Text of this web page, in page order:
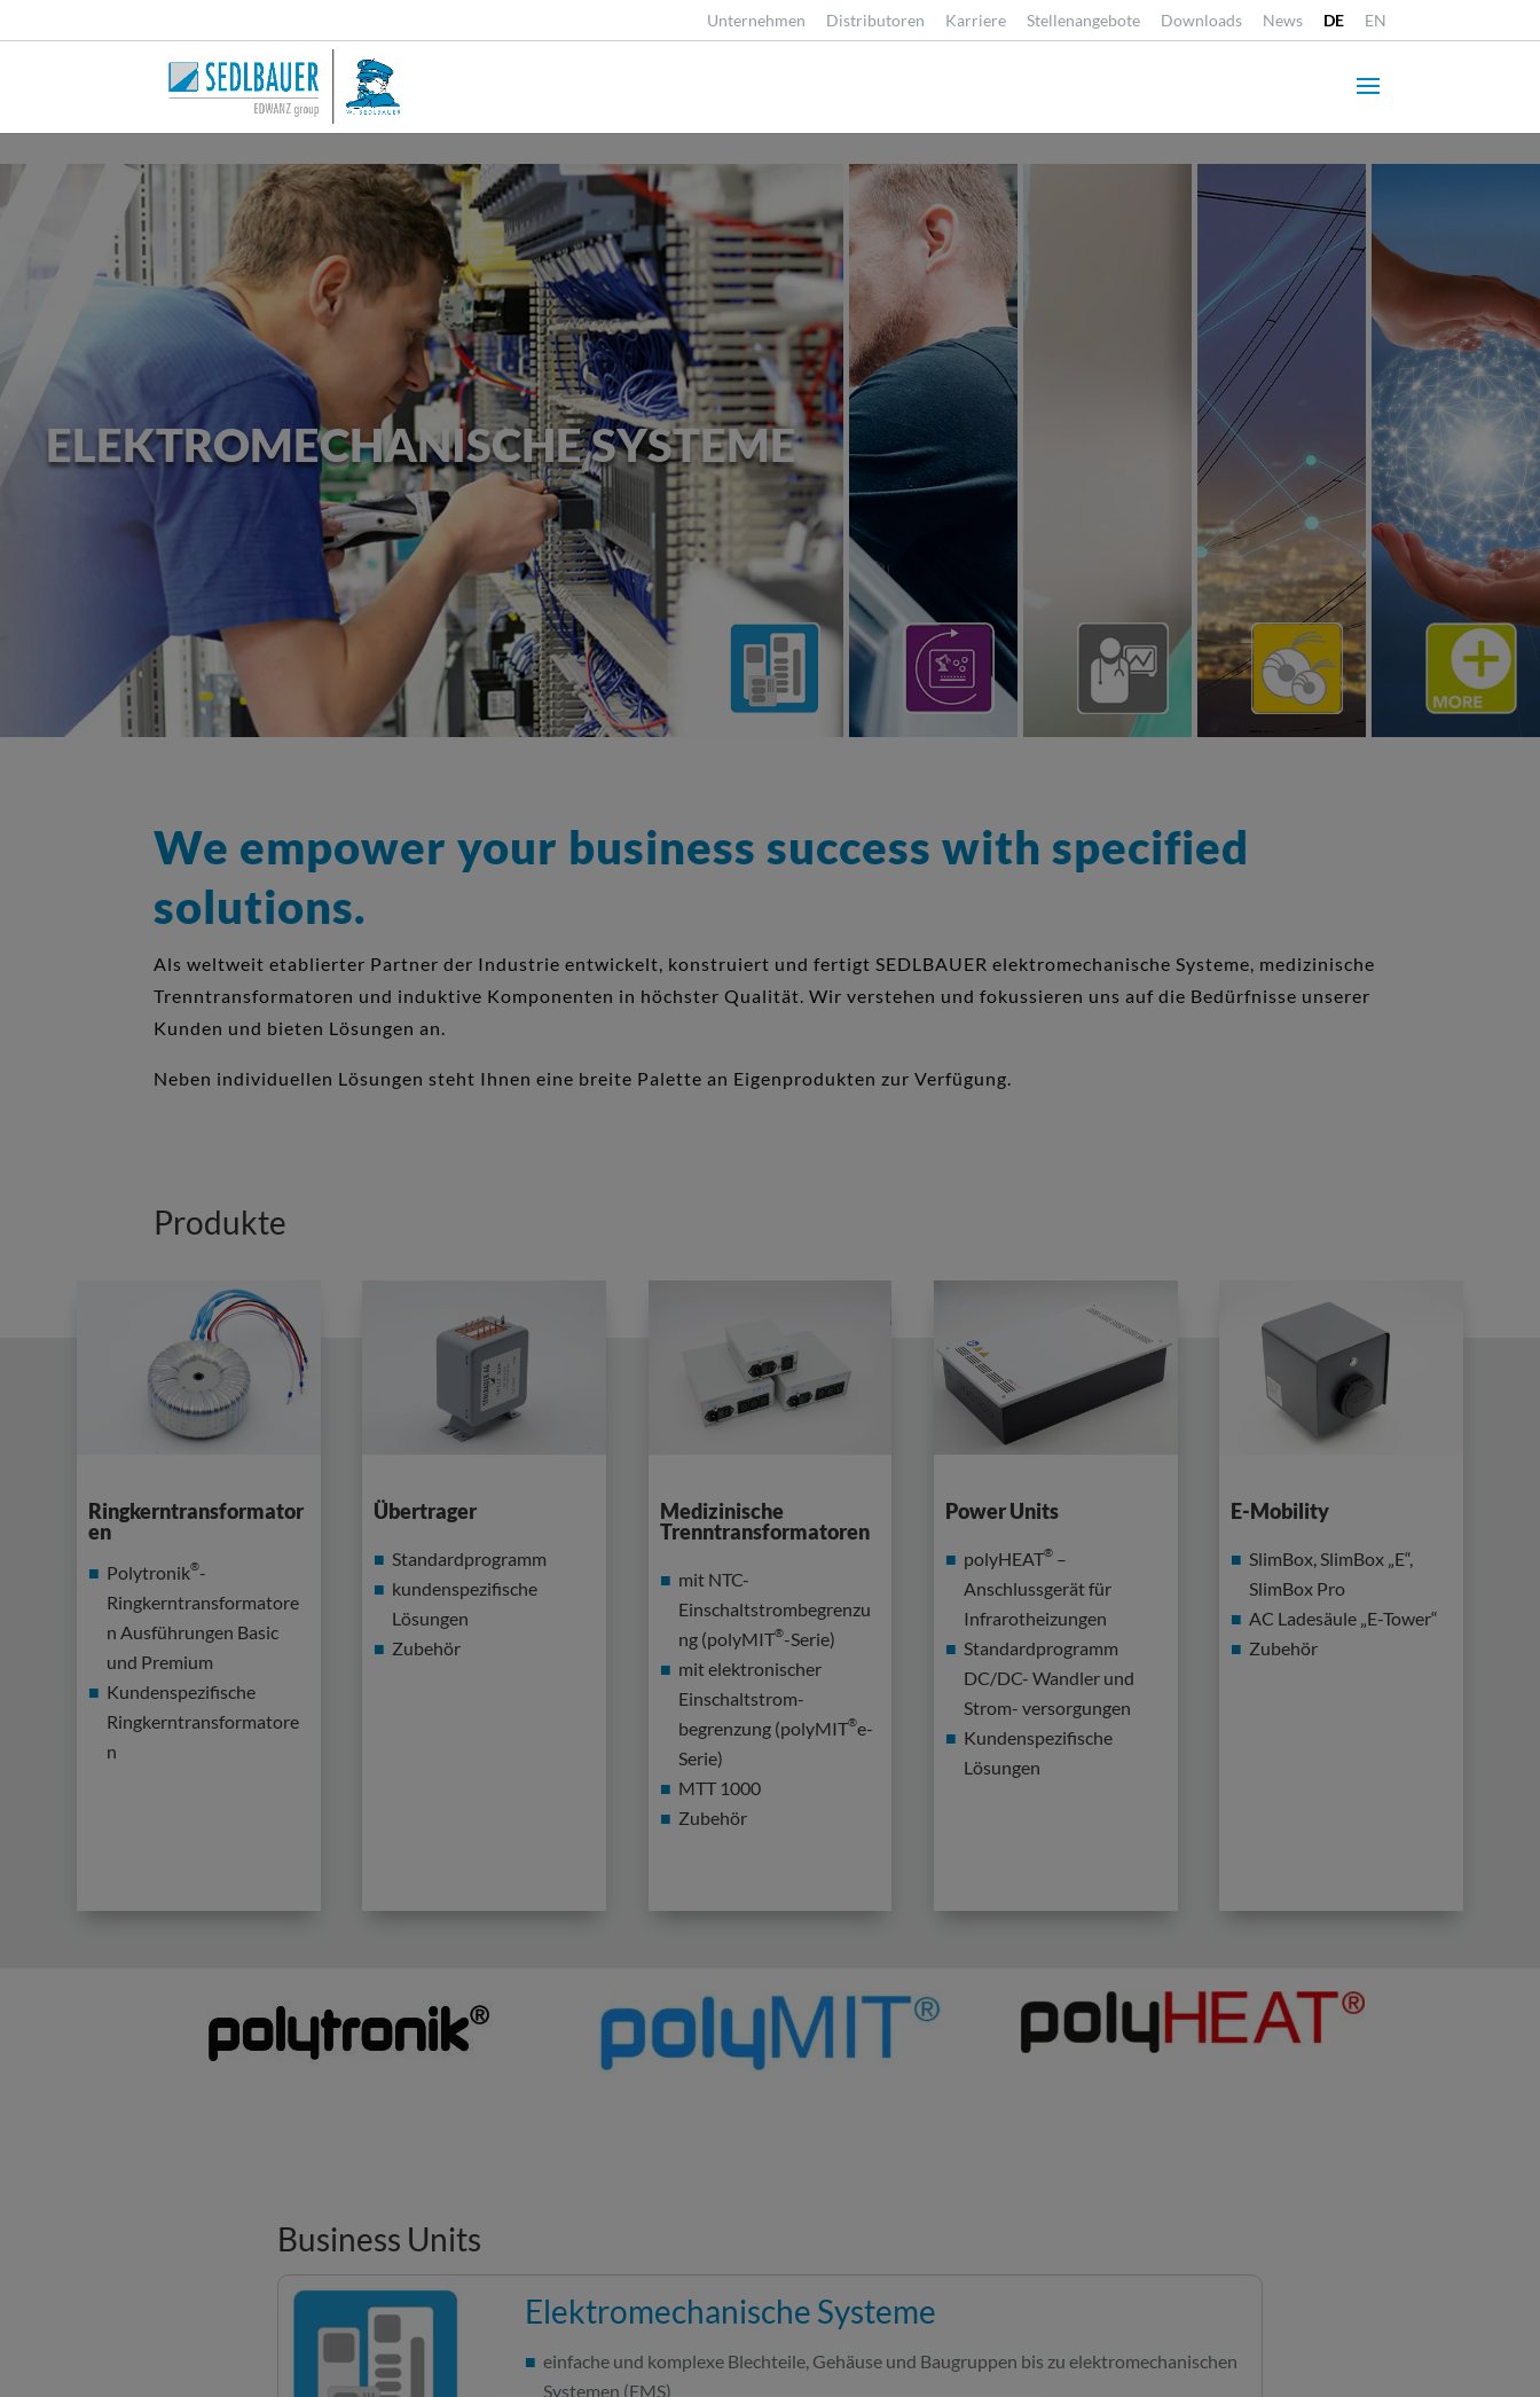
Unternehmen Distributoren Karriere Stellenangebote Downloads News DE EN
ELEKTROMECHANISCHE SYSTEME
We empower your business success with specified
solutions.
Als weltweit etablierter Partner der Industrie entwickelt, konstruiert und fertigt SEDLBAUER elektromechanische Systeme, medizinische
Trenntransformatoren und induktive Komponenten in höchster Qualität. Wir verstehen und fokussieren uns auf die Bedürfnisse unserer
Kunden und bieten Lösungen an.
Neben individuellen Lösungen steht Ihnen eine breite Palette an Eigenprodukten zur Verfügung.
Produkte
Ringkerntransformator
en
Polytronik®-
Ringkerntransformatore
n Ausführungen Basic
und Premium
Kundenspezifische
Ringkerntransformatore
n
Übertrager
Standardprogramm
kundenspezifische
Lösungen
Zubehör
Medizinische
Trenntransformatoren
mit NTC-
Einschaltstrombegrenzu
ng (polyMIT®-Serie)
mit elektronischer
Einschaltstrom-
begrenzung (polyMIT®e-
Serie)
MTT 1000
Zubehör
Power Units
polyHEAT®–
Anschlussgerät für
Infrarotheizungen
Standardprogramm
DC/DC- Wandler und
Strom- versorgungen
Kundenspezifische
Lösungen
E-Mobility
SlimBox, SlimBox „E“,
SlimBox Pro
AC Ladesäule „E-Tower“
Zubehör
Business Units
Elektromechanische Systeme
einfache und komplexe Blechteile, Gehäuse und Baugruppen bis zu elektromechanischen
Systemen (EMS)